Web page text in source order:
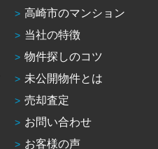
高崎市のマンション
当社の特徴
物件探しのコツ
未公開物件とは
売却査定
お問い合わせ
お客様の声